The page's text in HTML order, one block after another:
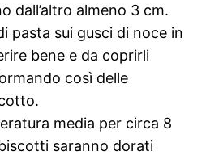
dall’altro almeno 3 cm.
pasta sui gusci di noce in
bene e da coprirli
così delle
media per circa 8
saranno dorati